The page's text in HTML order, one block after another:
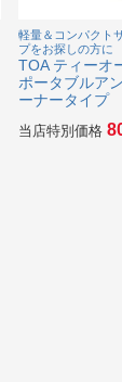
軽量＆コンパクト
プをお探しの方に
TOA ティーオ
ポータブルア
ーナータイプ
当店特別価格